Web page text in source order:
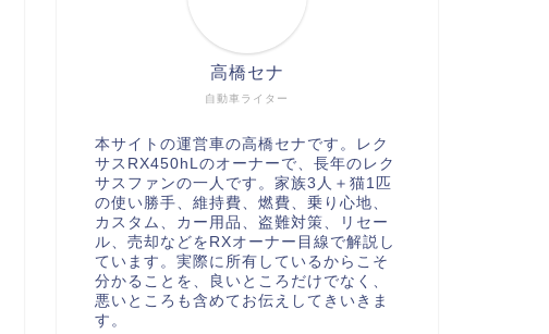
自動車ライター
高橋セナ
本サイトの運営車の高橋セナです。レク
サスRX450hLのオーナーで、長年のレク
サスファンの一人です。家族3人＋猫1匹
の使い勝手、維持費、燃費、乗り心地、
カスタム、カー用品、盗難対策、リセー
ル、売却などをRXオーナー目線で解説し
ています。実際に所有しているからこそ
分かることを、良いところだけでなく、
悪いところも含めてお伝えしてきいきま
す。